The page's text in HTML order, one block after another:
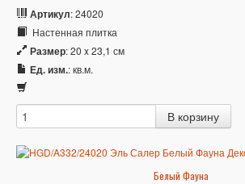
Артикул: 24020
Настенная плитка
Размер: 20 x 23,1 см
Ед. изм.: кв.м.
Белый Фауна